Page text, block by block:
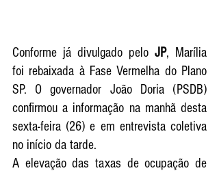
Conforme já divulgado pelo JP, Marília
foi rebaixada à Fase Vermelha do Plano
SP. O governador João Doria (PSDB)
confirmou a informação na manhã desta
sexta-feira (26) e em entrevista coletiva
no início da tarde.
A elevação das taxas de ocupação de